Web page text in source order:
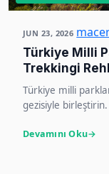
JUN 23, 2026
Türkiye Milli
Trekkingi
Türkiye milli
gezisiyle
Devamını Oku